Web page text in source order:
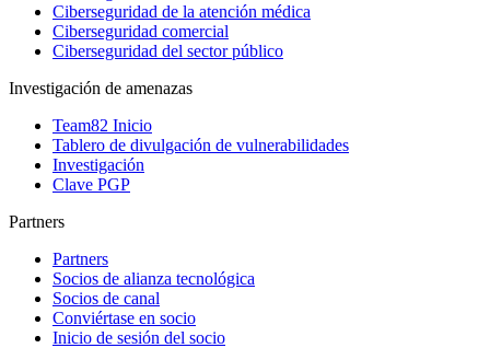
Ciberseguridad de la atención médica
Ciberseguridad comercial
Ciberseguridad del sector público
Investigación de amenazas
Team82 Inicio
Tablero de divulgación de vulnerabilidades
Investigación
Clave PGP
Partners
Partners
Socios de alianza tecnológica
Socios de canal
Conviértase en socio
Inicio de sesión del socio